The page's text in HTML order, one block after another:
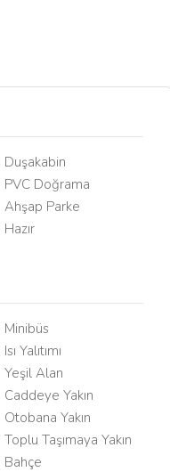
Duşakabin
PVC Doğrama
Ahşap Parke
Hazır
Minibüs
Isı Yalıtımı
Yeşil Alan
Caddeye Yakın
Otobana Yakın
Toplu Taşımaya Yakın
Bahçe